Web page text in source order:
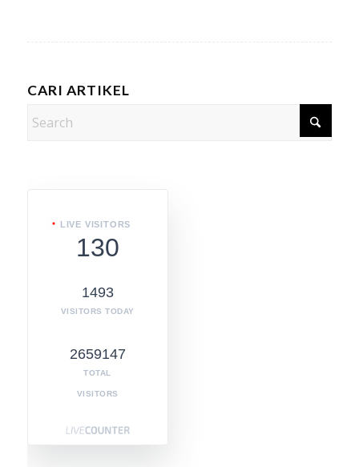
CARI ARTIKEL
LIVE VISITORS
130
1493
VISITORS TODAY
2659147
TOTAL
VISITORS